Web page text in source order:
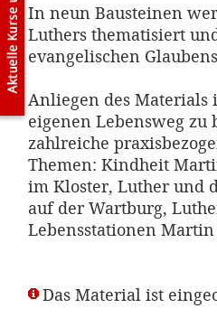
In neun Bausteinen
Luthers thematisiert
evangelischen
Anliegen des
eigenen Lebensweg
zahlreiche
Themen: Kindheit
im Kloster, Luther und
auf der Wartburg,
Lebensstationen Martin
Das Material ist